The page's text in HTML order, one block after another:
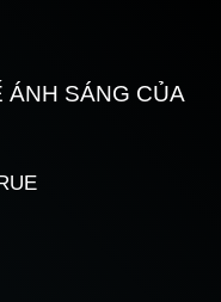
ÁNH SÁNG CỦA